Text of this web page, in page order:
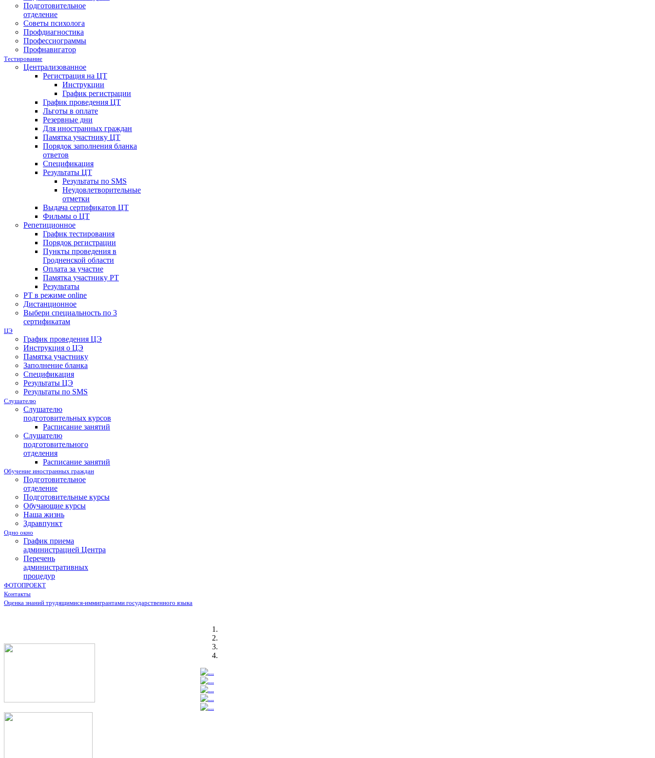
Подготовительное
отделение
Советы психолога
Профдиагностика
Профессиограммы
Профнавигатор
Тестирование
Централизованное
Регистрация на ЦТ
Инструкции
График регистрации
График проведения ЦТ
Льготы в оплате
Резервные дни
Для иностранных граждан
Памятка участнику ЦТ
Порядок заполнения бланка
ответов
Спецификация
Результаты ЦТ
Результаты по SMS
Неудовлетворительные
отметки
Выдача сертификатов ЦТ
Фильмы о ЦТ
Репетиционное
График тестирования
Порядок регистрации
Пункты проведения в
Гродненской области
Оплата за участие
Памятка участнику РТ
Результаты
РТ в режиме online
Дистанционное
Выбери специальность по 3
сертификатам
ЦЭ
График проведения ЦЭ
Инструкция о ЦЭ
Памятка участнику
Заполнение бланка
Спецификация
Результаты ЦЭ
Результаты по SMS
Слушателю
Слушателю
подготовительных курсов
Расписание занятий
Слушателю
подготовительного
отделения
Расписание занятий
Обучение иностранных граждан
Подготовительное
отделение
Подготовительные курсы
Обучающие курсы
Наша жизнь
Здравпункт
Одно окно
График приема
администрацией Центра
Перечень
административных
процедур
ФОТОПРОЕКТ
Контакты
Оценка знаний трудящимися-иммигрантами государственного языка